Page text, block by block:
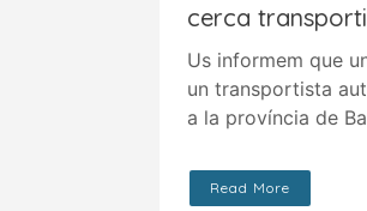
cerca
Us informem que
un transportista
a la província de
Read More